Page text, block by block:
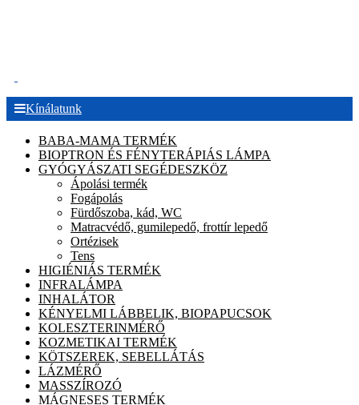
Kínálatunk
BABA-MAMA TERMÉK
BIOPTRON ÉS FÉNYTERÁPIÁS LÁMPA
GYÓGYÁSZATI SEGÉDESZKÖZ
Ápolási termék
Fogápolás
Fürdőszoba, kád, WC
Matracvédő, gumilepedő, frottír lepedő
Ortézisek
Tens
HIGIÉNIÁS TERMÉK
INFRALÁMPA
INHALÁTOR
KÉNYELMI LÁBBELIK, BIOPAPUCSOK
KOLESZTERINMÉRŐ
KOZMETIKAI TERMÉK
KÖTSZEREK, SEBELLÁTÁS
LÁZMÉRŐ
MASSZÍROZÓ
MÁGNESES TERMÉK